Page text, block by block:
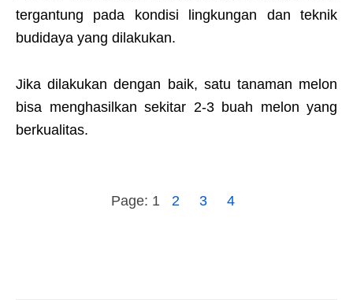
tergantung pada kondisi lingkungan dan teknik
budidaya yang dilakukan.
Jika dilakukan dengan baik, satu tanaman melon
bisa menghasilkan sekitar 2-3 buah melon yang
berkualitas.
Page: 1 2 3 4